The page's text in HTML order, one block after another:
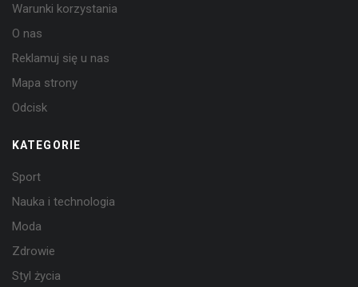
Warunki korzystania
O nas
Reklamuj się u nas
Mapa strony
Odcisk
KATEGORIE
Sport
Nauka i technologia
Moda
Zdrowie
Styl życia